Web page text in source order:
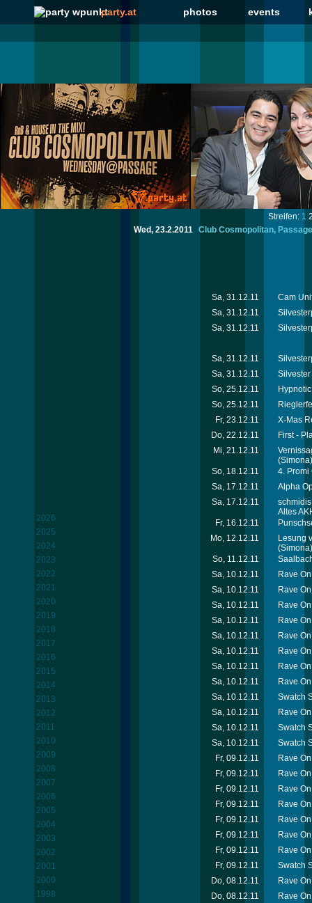
party.at photos events
Streifen: 1
Wed, 23.2.2011 Club Cosmopolitan,
2026
2025
2024
2023
2022
2021
2020
2019
2018
2017
2016
2015
2014
2013
2012
2011
2010
2009
2008
2007
2006
2005
2004
2003
2002
2001
2000
1998
Sa, 31.12.11
Cam
Sa, 31.12.11
Sa, 31.12.11
Sa, 31.12.11
Sa, 31.12.11
So, 25.12.11
So, 25.12.11
Fr, 23.12.11
X-Mas
Do, 22.12.11
First -
Mi, 21.12.11
(Simona)
So, 18.12.11
4. Promi
Sa, 17.12.11
Alpha
Sa, 17.12.11
Altes
Fr, 16.12.11
Mo, 12.12.11
Lesung
(Simona)
So, 11.12.11
Sa, 10.12.11
Rave
Sa, 10.12.11
Rave
Sa, 10.12.11
Rave
Sa, 10.12.11
Rave
Sa, 10.12.11
Rave
Sa, 10.12.11
Rave
Sa, 10.12.11
Rave
Sa, 10.12.11
Rave
Sa, 10.12.11
Swatch
Sa, 10.12.11
Rave
Sa, 10.12.11
Swatch
Sa, 10.12.11
Swatch
Fr, 09.12.11
Rave
Fr, 09.12.11
Rave
Fr, 09.12.11
Rave
Fr, 09.12.11
Rave
Fr, 09.12.11
Rave
Fr, 09.12.11
Rave
Fr, 09.12.11
Rave
Fr, 09.12.11
Swatch
Do, 08.12.11
Rave
Do, 08.12.11
Rave